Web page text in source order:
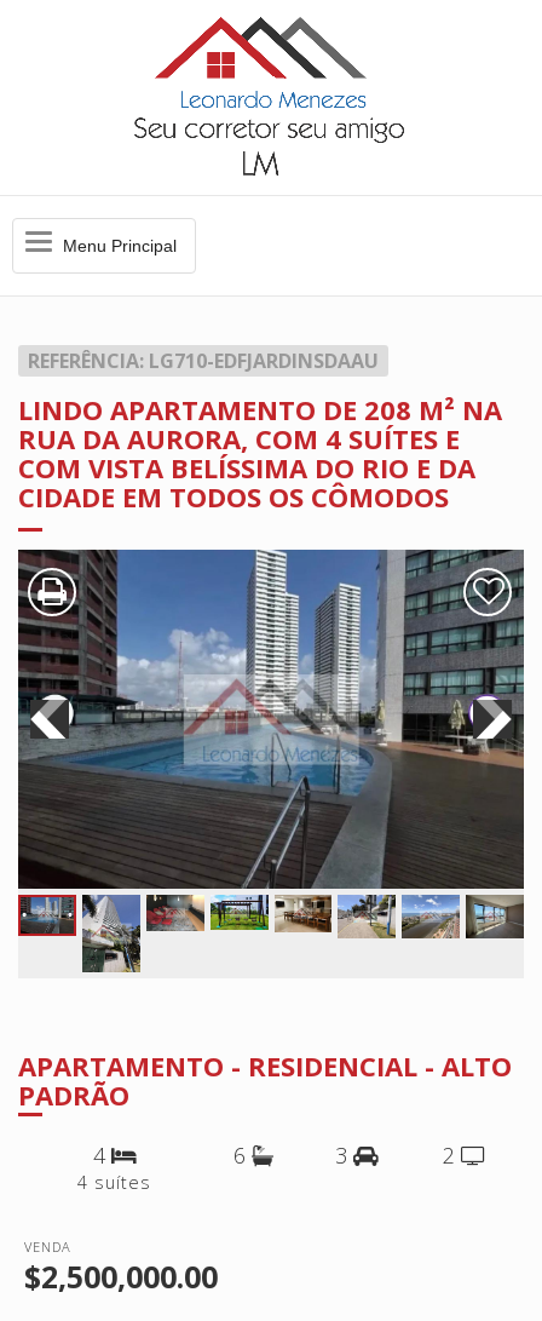
MenuMenu Principal
REFERÊNCIA: LG710-EDFJARDINSDAAU
LINDO APARTAMENTO DE 208 M² NA
RUA DA AURORA, COM 4 SUÍTES E
COM VISTA BELÍSSIMA DO RIO E DA
CIDADE EM TODOS OS CÔMODOS
APARTAMENTO - RESIDENCIAL - ALTO
PADRÃO
4
4 suítes
6 3 2
VENDA
$2,500,000.00